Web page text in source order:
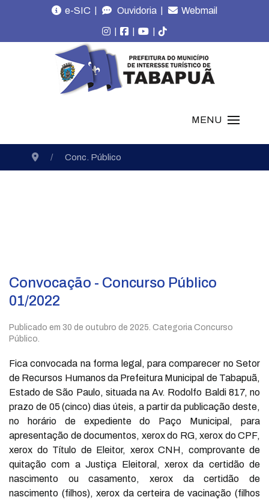
e-SIC | Ouvidoria | Webmail
| | |
MENU
Conc. Público
Convocação - Concurso Público
01/2022
Publicado em 30 de outubro de 2025 . Categoria Concurso
Público.
Fica convocada na forma legal, para comparecer no Setor
de Recursos Humanos da Prefeitura Municipal de Tabapuã,
Estado de São Paulo, situada na Av. Rodolfo Baldi 817, no
prazo de 05 (cinco) dias úteis, a partir da publicação deste,
no horário de expediente do Paço Municipal, para
apresentação de documentos, xerox do RG, xerox do CPF,
xerox do Título de Eleitor, xerox CNH, comprovante de
quitação com a Justiça Eleitoral, xerox da certidão de
nascimento ou casamento, xerox da certidão de
nascimento (filhos), xerox da certeira de vacinação (filhos